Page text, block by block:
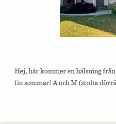
Hej, här kommer en hälsning
fin sommar! A och M (stolta